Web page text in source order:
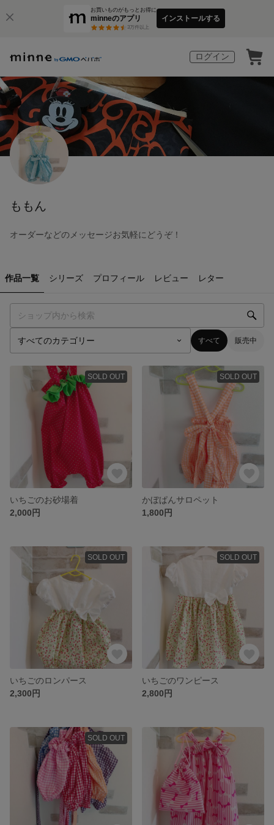
お買いものがもっとお得に
minneのアプリ
3万件以上
インストールする
ログイン
ももん
オーダーなどのメッセージお気軽にどうぞ！
作品一覧 シリーズ プロフィール レビュー レター
すべて 販売中
SOLD OUT
いちごのお砂場着
2,000円
SOLD OUT
かぼぱんサロペット
1,800円
SOLD OUT
いちごのロンパース
2,300円
SOLD OUT
いちごのワンピース
2,800円
SOLD OUT